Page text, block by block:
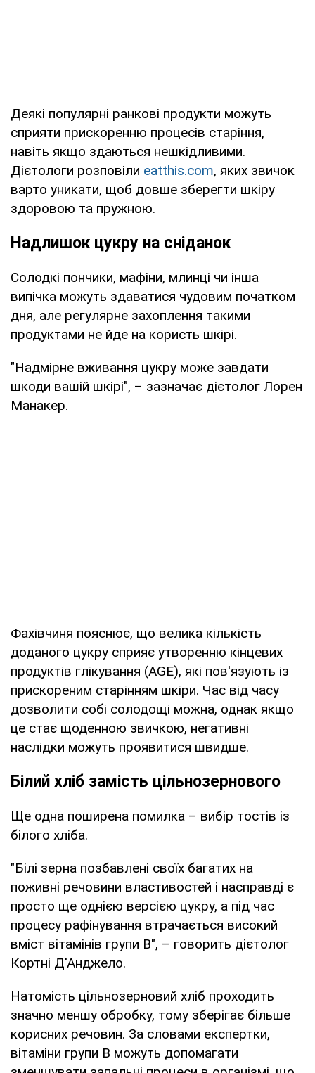
Деякі популярні ранкові продукти можуть
сприяти прискоренню процесів старіння,
навіть якщо здаються нешкідливими.
Дієтологи розповіли eatthis.com, яких звичок
варто уникати, щоб довше зберегти шкіру
здоровою та пружною.
Надлишок цукру на сніданок
Солодкі пончики, мафіни, млинці чи інша
випічка можуть здаватися чудовим початком
дня, але регулярне захоплення такими
продуктами не йде на користь шкірі.
"Надмірне вживання цукру може завдати
шкоди вашій шкірі", – зазначає дієтолог Лорен
Манакер.
Фахівчиня пояснює, що велика кількість
доданого цукру сприяє утворенню кінцевих
продуктів глікування (AGE), які пов'язують із
прискореним старінням шкіри. Час від часу
дозволити собі солодощі можна, однак якщо
це стає щоденною звичкою, негативні
наслідки можуть проявитися швидше.
Білий хліб замість цільнозернового
Ще одна поширена помилка – вибір тостів із
білого хліба.
"Білі зерна позбавлені своїх багатих на
поживні речовини властивостей і насправді є
просто ще однією версією цукру, а під час
процесу рафінування втрачається високий
вміст вітамінів групи В", – говорить дієтолог
Кортні Д'Анджело.
Натомість цільнозерновий хліб проходить
значно меншу обробку, тому зберігає більше
корисних речовин. За словами експертки,
вітаміни групи В можуть допомагати